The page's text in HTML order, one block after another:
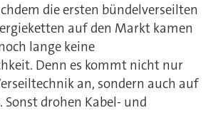
die ersten bündelverseilten
auf den Markt kamen
lange keine
Denn es kommt nicht nur
an, sondern auch auf
drohen Kabel- und